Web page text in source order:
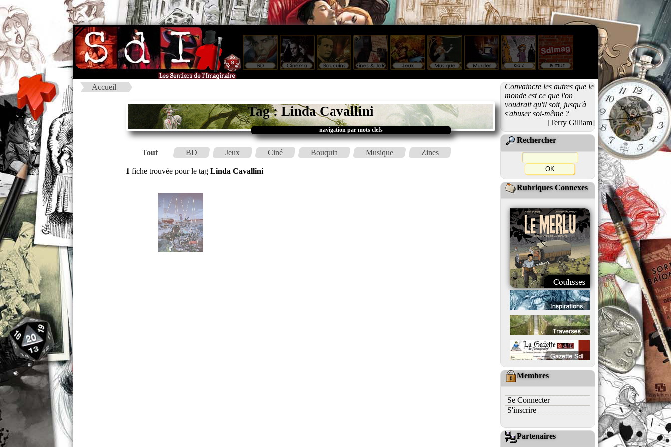
Accueil
Tag : Linda Cavallini
navigation par mots clefs
Tout BD Jeux Ciné Bouquin Musique Zines
1 fiche trouvée pour le tag Linda Cavallini
Convaincre les autres que le
monde est ce que l'on
voudrait qu'il soit, jusqu'à
s'abuser soi-même ?
[Terry Gilliam]
Rechercher
Rubriques Connexes
Membres
Se Connecter
S'inscrire
Partenaires